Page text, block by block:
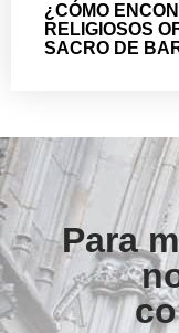
¿CÓMO
RELIGIOSOS
SACRO DE
Para